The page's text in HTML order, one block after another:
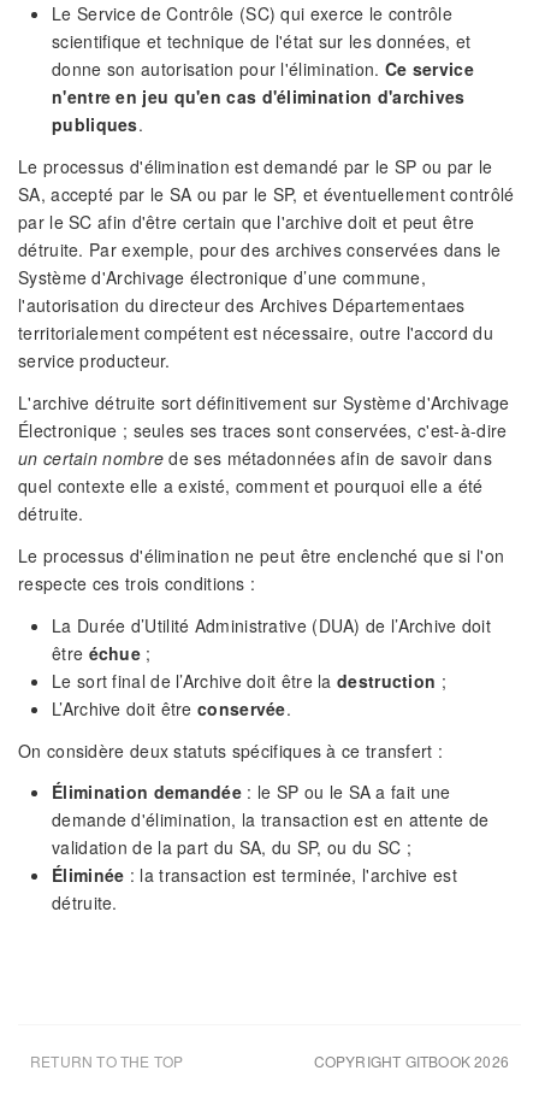
Le Service de Contrôle (SC) qui exerce le contrôle
scientifique et technique de l'état sur les données, et
donne son autorisation pour l'élimination. Ce service
n'entre en jeu qu'en cas d'élimination d'archives
publiques.
Le processus d'élimination est demandé par le SP ou par le
SA, accepté par le SA ou par le SP, et éventuellement contrôlé
par le SC afin d'être certain que l'archive doit et peut être
détruite. Par exemple, pour des archives conservées dans le
Système d'Archivage électronique d’une commune,
l'autorisation du directeur des Archives Départementaes
territorialement compétent est nécessaire, outre l'accord du
service producteur.
L'archive détruite sort définitivement sur Système d'Archivage
Électronique ; seules ses traces sont conservées, c'est-à-dire
un certain nombre de ses métadonnées afin de savoir dans
quel contexte elle a existé, comment et pourquoi elle a été
détruite.
Le processus d'élimination ne peut être enclenché que si l'on
respecte ces trois conditions :
La Durée d’Utilité Administrative (DUA) de l’Archive doit
être échue ;
Le sort final de l’Archive doit être la destruction ;
L’Archive doit être conservée.
On considère deux statuts spécifiques à ce transfert :
Élimination demandée : le SP ou le SA a fait une
demande d'élimination, la transaction est en attente de
validation de la part du SA, du SP, ou du SC ;
Éliminée : la transaction est terminée, l'archive est
détruite.
COPYRIGHT GITBOOK 2026
RETURN TO THE TOP